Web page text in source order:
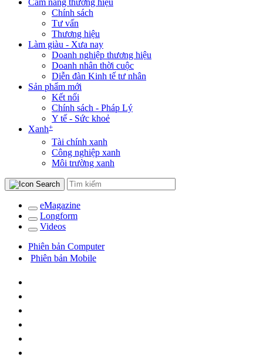
Cẩm nang thương hiệu
Chính sách
Tư vấn
Thương hiệu
Làm giàu - Xưa nay
Doanh nghiệp thương hiệu
Doanh nhân thời cuộc
Diễn đàn Kinh tế tư nhân
Sản phẩm mới
Kết nối
Chính sách - Pháp Lý
Y tế - Sức khoẻ
Xanh+
Tài chính xanh
Công nghiệp xanh
Môi trường xanh
eMagazine
Longform
Videos
Phiên bản Computer
Phiên bản Mobile